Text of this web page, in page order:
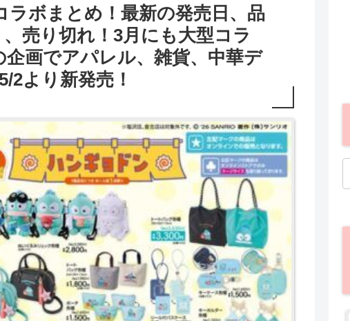
ボまとめ！最新の発売日、品
売り切れ！3月にも大型コラ
画でアパレル、雑貨、中華デ
2より新発売！